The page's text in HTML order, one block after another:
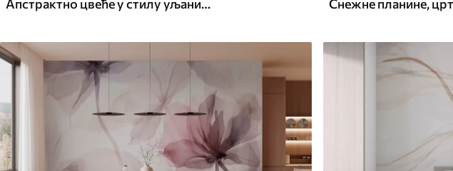
Апстрактно цвеће у стилу уљаних слика у меким тоновима